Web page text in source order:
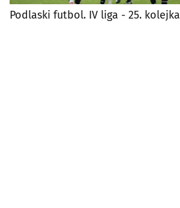
Podlaski futbol. IV liga - 25. kolejka